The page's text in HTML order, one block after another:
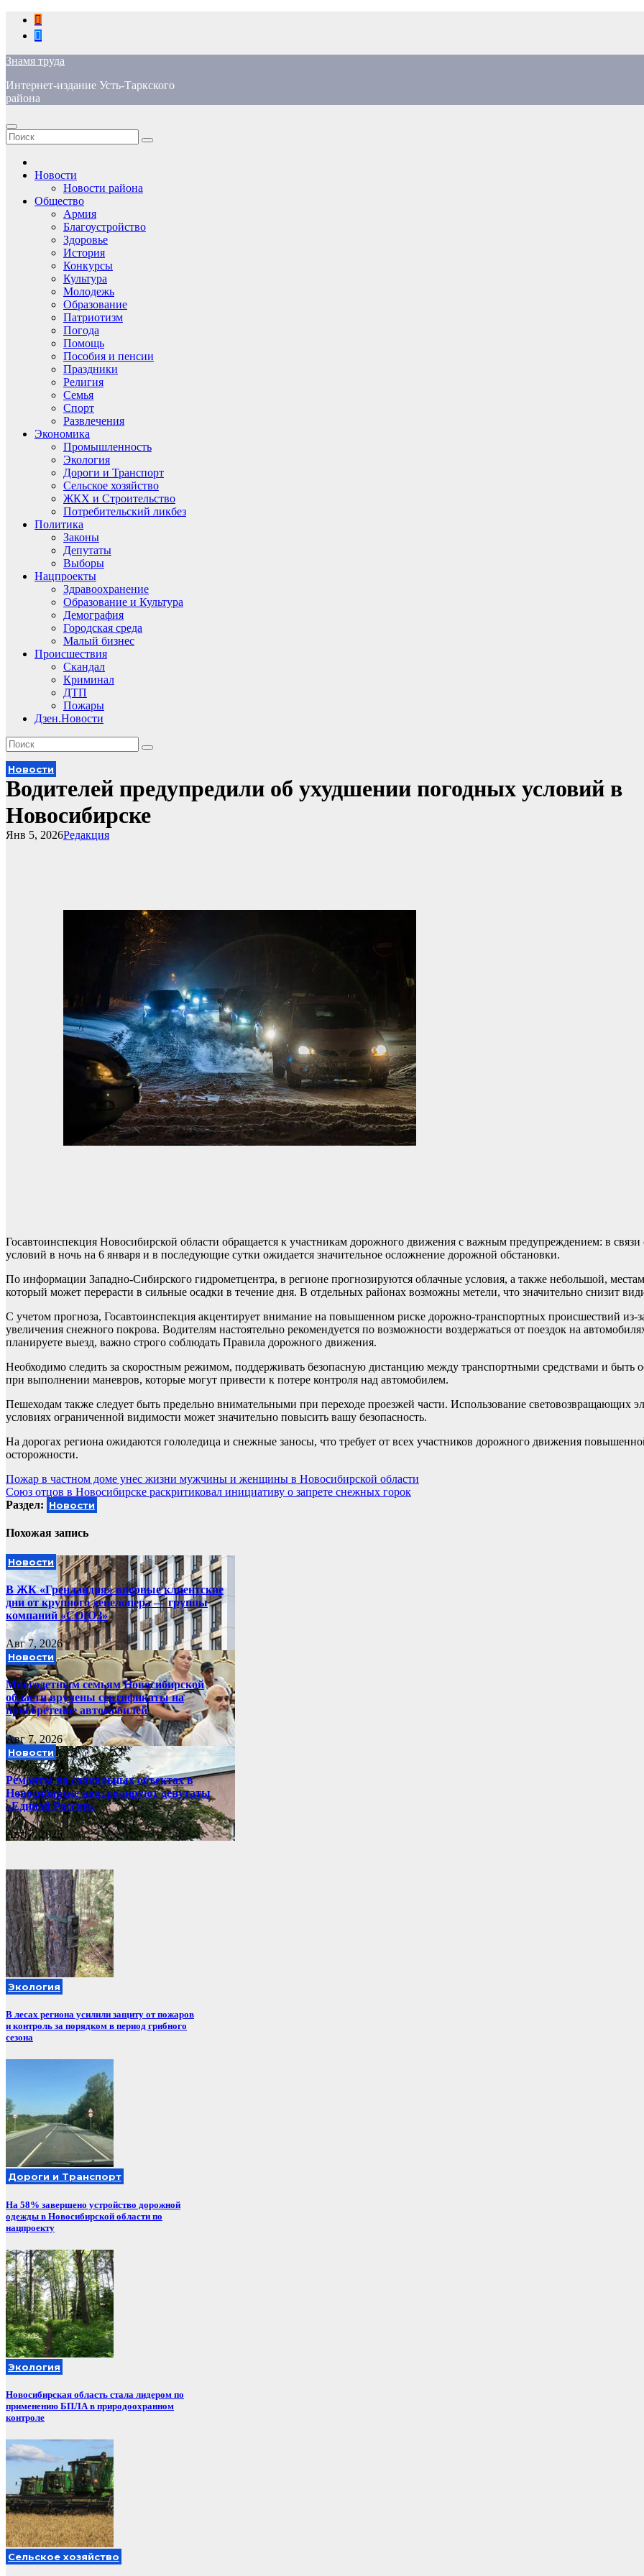
Перейти
содержимому
Знамя труда
Интернет-издание Усть-Таркского
района
Новости
Новости района
Общество
Армия
Благоустройство
Здоровье
История
Конкурсы
Культура
Молодежь
Образование
Патриотизм
Погода
Помощь
Пособия и пенсии
Праздники
Религия
Семья
Спорт
Развлечения
Экономика
Промышленность
Экология
Дороги и Транспорт
Сельское хозяйство
ЖКХ и Строительство
Потребительский ликбез
Политика
Законы
Депутаты
Выборы
Нацпроекты
Здравоохранение
Образование и Культура
Демография
Городская среда
Малый бизнес
Происшествия
Скандал
Криминал
ДТП
Пожары
Дзен.Новости
Новости
Водителей предупредили об ухудшении погодных условий в
Новосибирске
Редакция
Янв 5, 2026
Госавтоинспекция Новосибирской области обращается к участникам дорожного движения с важным предупреждением: в
условий в ночь на 6 января и в последующие сутки ожидается значительное осложнение дорожной обстановки.
По информации Западно-Сибирского гидрометцентра, в регионе прогнозируются облачные условия, а также небольшой,
который может перерасти в сильные осадки в течение дня. В отдельных районах возможны метели, что значительно снизит
С учетом прогноза, Госавтоинспекция акцентирует внимание на повышенном риске дорожно-транспортных происшествий из-
увеличения снежного покрова. Водителям настоятельно рекомендуется по возможности воздержаться от поездок на
планируете выезд, важно строго соблюдать Правила дорожного движения.
Необходимо следить за скоростным режимом, поддерживать безопасную дистанцию между транспортными средствами и быть
при выполнении маневров, которые могут привести к потере контроля над автомобилем.
Пешеходам также следует быть предельно внимательными при переходе проезжей части. Использование световозвращающих
условиях ограниченной видимости может значительно повысить вашу безопасность.
На дорогах региона ожидаются гололедица и снежные заносы, что требует от всех участников дорожного движения
осторожности.
Навигация
по
Пожар в частном доме унес жизни мужчины и женщины в Новосибирской области
Союз отцов в Новосибирске раскритиковал инициативу о запрете снежных горок
Раздел: Новости
Похожая запись
Новости
В ЖК «Гренландия» впервые клиентские
дни от крупного девелопера — группы
компаний «СОЮЗ»
Авг 7, 2026
Новости
Многодетным семьям Новосибирской
области вручены сертификаты на
приобретение автомобилей
Авг 7, 2026
Новости
Ремонты на социальных объектах в
Новосибирске контролируют депутаты
«Единой России»
Авг 7, 2026
Экология
В лесах региона усилили защиту от пожаров
и контроль за порядком в период грибного
сезона
Дороги и Транспорт
На 58% завершено устройство дорожной
одежды в Новосибирской области по
нацпроекту
Экология
Новосибирская область стала лидером по
применению БПЛА в природоохранном
контроле
Сельское хозяйство